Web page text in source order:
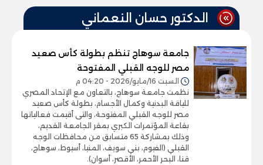
الدكتور حسان النعماني
جامعة سوهاج تنظم بطولة كأس صعيد
مصر للوجه القبلي المفتوحة
السبت 16/مايو/2026 - 04:20 م
نظمت جامعة سوهاج، بالتعاون مع الإتحاد المصري
للياقة البدنية وكمال الأجسام، بطولة كأس صعيد
مصر للوجه القبلي المفتوحة، والتى أقيمت فعالياتها
بقاعة المؤتمرات الكبري بمقر الجامعة القديم،
وذلك بمشاركة 65 متسابق من محافظات الوجه
القبلي (الفيوم، بني سويف، المنيا، أسيوط، سوهاج،
قنا، البحر الأحمر، الأقصر، أسوان).